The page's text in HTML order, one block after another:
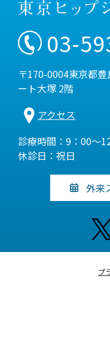
03-
〒170-0004東京都
ート大塚 2階
アクセス
診療時間：9：00～
休診日：祝日
外来
プ